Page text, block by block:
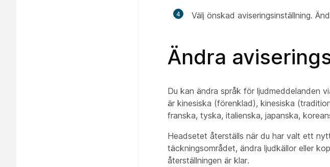
4 Välj önskad aviseringsinställning.
Ändra
Du kan ändra språk för ljudmeddelanden
är kinesiska (förenklad), kinesiska
franska, tyska, italienska, japanska,
Headsetet återställs när du har valt ett
täckningsområdet, ändra ljudkällor eller
återställningen är klar.